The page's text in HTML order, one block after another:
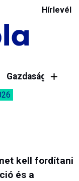
Hírlevél
Gazdaság
kell fordítani
és a